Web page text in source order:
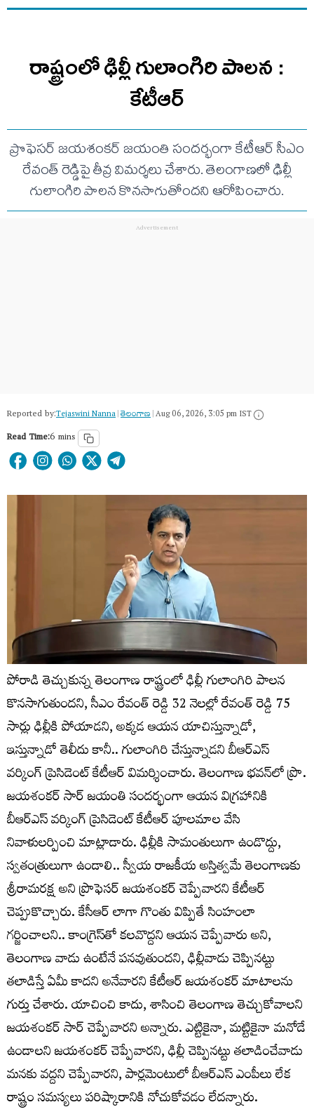
రాష్ట్రంలో ఢిల్లీ గులాంగిరి పాలన :
కేటీఆర్
ప్రొఫెసర్ జయశంకర్ జయంతి సందర్భంగా కేటీఆర్ సీఎం
రేవంత్ రెడ్డిపై తీవ్ర విమర్శలు చేశారు. తెలంగాణలో ఢిల్లీ
గులాంగిరి పాలన కొనసాగుతోందని ఆరోపించారు.
Reported by:Tejaswini Nanna|తెలంగాణ‌|Aug 06, 2026, 3:05 pm IST
Read Time:6 mins
పోరాడి తెచ్చుకున్న తెలంగాణ రాష్ట్రంలో ఢిల్లీ గులాంగిరి పాలన
కొనసాగుతుందని, సీఎం రేవంత్ రెడ్డి 32 నెలల్లో రేవంత్ రెడ్డి 75
సార్లు ఢిల్లీకి పోయాడని, అక్కడ ఆయన యాచిస్తున్నాడో,
ఇస్తున్నాడో తెలీదు కానీ.. గులాంగిరి చేస్తున్నాడని బీఆర్ఎస్
వర్కింగ్ ప్రెసిడెంట్ కేటీఆర్ విమర్శించారు. తెలంగాణ భవన్‌లో ప్రొ.
జయశంకర్ సార్ జయంతి సందర్భంగా ఆయన విగ్రహానికి
బీఆర్ఎస్ వర్కింగ్ ప్రెసిడెంట్ కేటీఆర్ పూలమాల వేసి
నివాళులర్పించి మాట్లాడారు. ఢిల్లీకి సామంతులుగా ఉండొద్దు,
స్వతంత్రులుగా ఉండాలి.. స్వీయ రాజకీయ అస్తిత్వమే తెలంగాణకు
శ్రీరామరక్ష అని ప్రొఫెసర్ జయశంకర్ చెప్పేవారని కేటీఆర్
చెప్పుకొచ్చారు. కేసీఆర్ లాగా గొంతు విప్పితే సింహంలా
గర్జించాలని.. కాంగ్రెస్‌తో కలవొద్దని ఆయన చెప్పేవారు అని,
తెలంగాణ వాడు ఉంటేనే పనవుతుందని, ఢిల్లీవాడు చెప్పినట్టు
తలాడిస్తే ఏమీ కాదని అనేవారని కేటీఆర్ జయశంకర్ మాటాలను
గుర్తు చేశారు. యాచించి కాదు, శాసించి తెలంగాణ తెచ్చుకోవాలని
జయశంకర్ సార్ చెప్పేవారని అన్నారు. ఎట్టికైనా, మట్టికైనా మనోడే
ఉండాలని జయశంకర్ చెప్పేవారని, ఢిల్లీ చెప్పినట్టు తలాడించేవాడు
మనకు వద్దని చెప్పేవారని, పార్లమెంటులో బీఆర్ఎస్ ఎంపీలు లేక
రాష్ట్రం సమస్యలు పరిష్కారానికి నోచుకోవడం లేదన్నారు.